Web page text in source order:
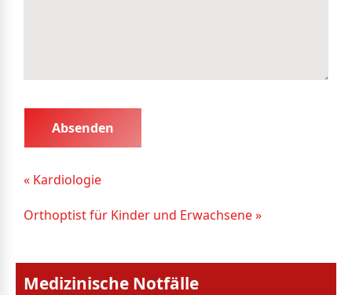
« Kardiologie
Orthoptist für Kinder und Erwachsene »
Medizinische Notfälle